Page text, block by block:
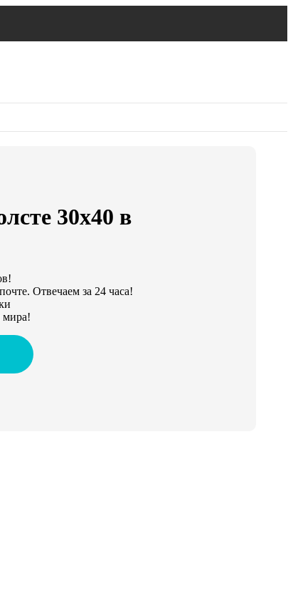
30х40 в
Отвечаем за 24 часа!